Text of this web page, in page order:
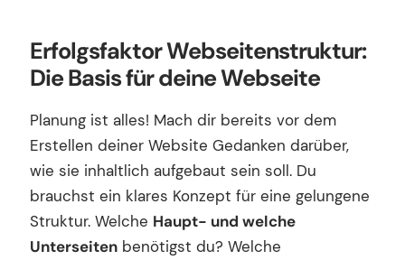
Erfolgsfaktor Webseitenstruktur:
Die Basis für deine Webseite
Planung ist alles! Mach dir bereits vor dem
Erstellen deiner Website Gedanken darüber,
wie sie inhaltlich aufgebaut sein soll. Du
brauchst ein klares Konzept für eine gelungene
Struktur. Welche Haupt- und welche
Unterseiten benötigst du? Welche